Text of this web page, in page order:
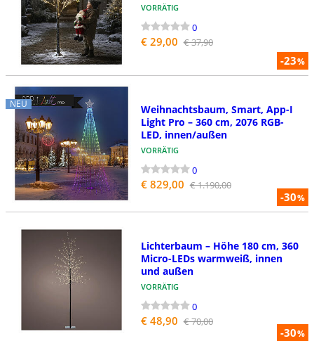
-23%
VORRÄTIG
0
€ 29,00 € 37,90
NEU
-30%
Weihnachtsbaum, Smart, App-I
Light Pro – 360 cm, 2076 RGB-
LED, innen/außen
VORRÄTIG
0
€ 829,00 € 1.190,00
-30%
Lichterbaum – Höhe 180 cm, 360
Micro-LEDs warmweiß, innen
und außen
VORRÄTIG
0
€ 48,90 € 70,00